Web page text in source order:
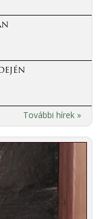
További hírek »